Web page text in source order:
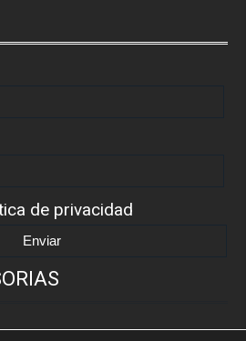
de privacidad